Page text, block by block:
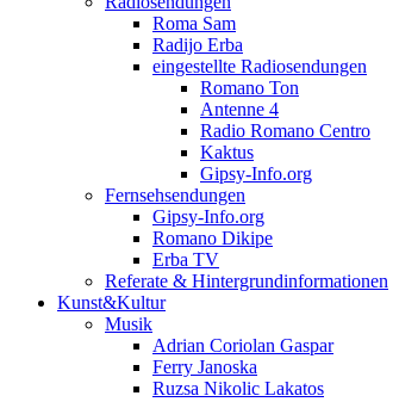
Roma Sam
Radijo Erba
eingestellte Radiosendungen
Romano Ton
Antenne 4
Radio Romano Centro
Kaktus
Gipsy-Info.org
Fernsehsendungen
Gipsy-Info.org
Romano Dikipe
Erba TV
Referate & Hintergrundinformationen
Kunst&Kultur
Musik
Adrian Coriolan Gaspar
Ferry Janoska
Ruzsa Nikolic Lakatos